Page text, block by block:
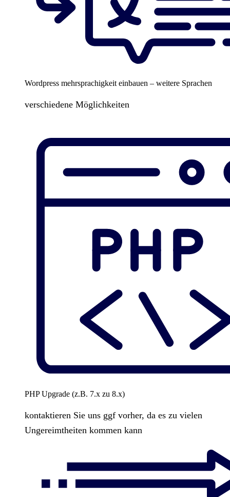
Wordpress mehrsprachigkeit einbauen – weitere Sprachen
verschiedene Möglichkeiten
PHP Upgrade (z.B. 7.x zu 8.x)
kontaktieren Sie uns ggf vorher, da es zu vielen
Ungereimtheiten kommen kann